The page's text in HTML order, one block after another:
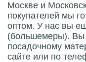
Москве и
покупателей мы
оптом. У нас вы
(большемеры). Вы
посадочному
сайте или по